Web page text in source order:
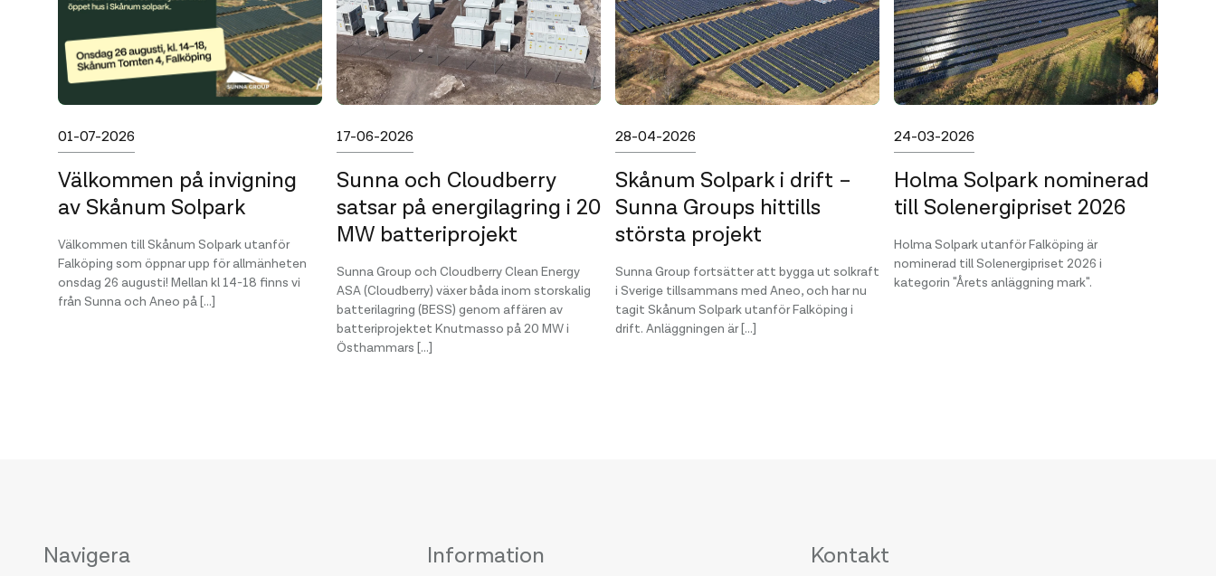
Publicerad
01-07-2026
Välkommen på invigning
av Skånum Solpark
Välkommen till Skånum Solpark utanför
Falköping som öppnar upp för allmänheten
onsdag 26 augusti! Mellan kl 14-18 finns vi
från Sunna och Aneo på […]
Publicerad
17-06-2026
Sunna och Cloudberry
satsar på energilagring i 20
MW batteriprojekt
Sunna Group och Cloudberry Clean Energy
ASA (Cloudberry) växer båda inom storskalig
batterilagring (BESS) genom affären av
batteriprojektet Knutmasso på 20 MW i
Östhammars […]
Publicerad
28-04-2026
Skånum Solpark i drift –
Sunna Groups hittills
största projekt
Sunna Group fortsätter att bygga ut solkraft
i Sverige tillsammans med Aneo, och har nu
tagit Skånum Solpark utanför Falköping i
drift. Anläggningen är […]
Publicerad
24-03-2026
Holma Solpark nominerad
till Solenergipriset 2026
Holma Solpark utanför Falköping är
nominerad till Solenergipriset 2026 i
kategorin "Årets anläggning mark".
Navigera Information Kontakt